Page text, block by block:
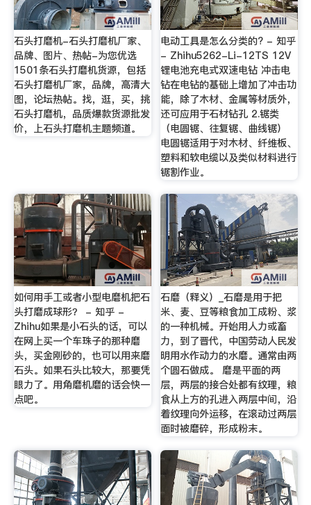
石头打磨机-石头打磨机厂家、
品牌、图片、热帖-为您优选
1501条石头打磨机货源，包括
石头打磨机厂家，品牌，高清大
图，论坛热帖。找，逛，买，挑
石头打磨机，品质爆款货源批发
价，上石头打磨机主题频道。
电动工具是怎么分类的? - 知乎
- Zhihu5262-Li-12TS 12V
锂电池充电式双速电钻 冲击电
钻在电钻的基础上增加了冲击功
能，除了木材、金属等材质外，
还可应用于石材钻孔 2.锯类
（电圆锯、往复锯、曲线锯）
电圆锯适用于对木材、纤维板、
塑料和软电缆以及类似材料进行
锯割作业。
如何用手工或者小型电磨机把石
头打磨成球形？ - 知乎 -
Zhihu如果是小石头的话，可以
在网上买一个车珠子的那种磨
头，买金刚砂的，也可以用来磨
石头。如果石头比较大，那要凭
眼力了。用角磨机磨的话会快一
点吧。
石磨（释义）_石磨是用于把
米、麦、豆等粮食加工成粉、浆
的一种机械。开始用人力或畜
力，到了晋代，中国劳动人民发
明用水作动力的水磨。通常由两
个圆石做成。 磨是平面的两
层，两层的接合处都有纹理，粮
食从上方的孔进入两层中间，沿
着纹理向外运移，在滚动过两层
面时被磨碎，形成粉末。